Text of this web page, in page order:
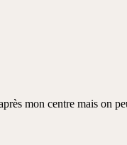
mon centre mais on